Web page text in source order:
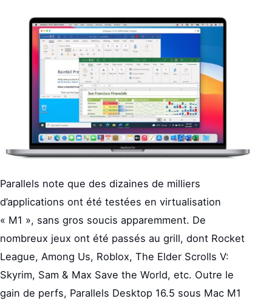
Parallels note que des dizaines de milliers
d’applications ont été testées en virtualisation
« M1 », sans gros soucis apparemment. De
nombreux jeux ont été passés au grill, dont Rocket
League, Among Us, Roblox, The Elder Scrolls V:
Skyrim, Sam & Max Save the World, etc. Outre le
gain de perfs, Parallels Desktop 16.5 sous Mac M1